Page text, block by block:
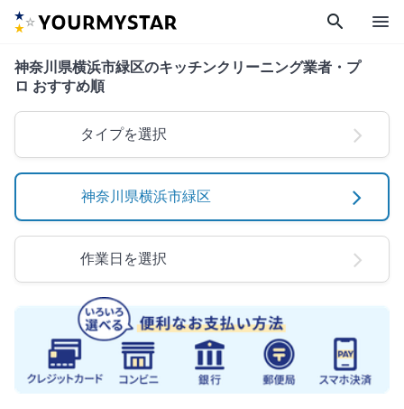
search menu
神奈川県横浜市緑区のキッチンクリーニング業者・プ
ロ おすすめ順
タイプを選択
神奈川県横浜市緑区
作業日を選択